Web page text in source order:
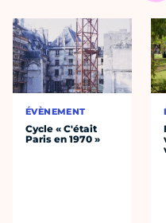
ÉVÈNEMENT
Cycle « C'était
Paris en 1970 »